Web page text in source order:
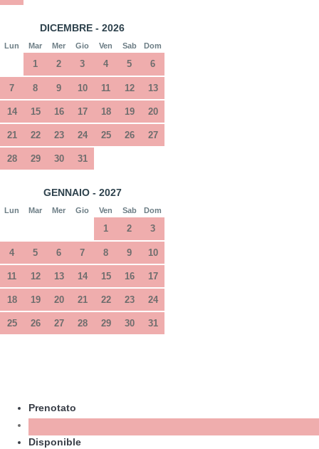
DICEMBRE - 2026
Lun Mar Mer Gio Ven Sab Dom
1 2 3 4 5 6
7 8 9 10 11 12 13
14 15 16 17 18 19 20
21 22 23 24 25 26 27
28 29 30 31
GENNAIO - 2027
Lun Mar Mer Gio Ven Sab Dom
1 2 3
4 5 6 7 8 9 10
11 12 13 14 15 16 17
18 19 20 21 22 23 24
25 26 27 28 29 30 31
Prenotato
Disponible